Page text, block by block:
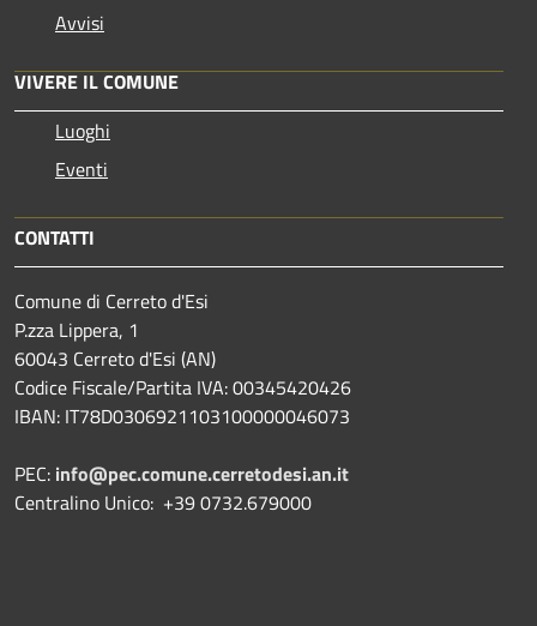
Avvisi
VIVERE IL COMUNE
Luoghi
Eventi
CONTATTI
Comune di Cerreto d'Esi
P.zza Lippera, 1
60043 Cerreto d'Esi (AN)
Codice Fiscale/Partita IVA: 00345420426
IBAN: IT78D0306921103100000046073
PEC: info@pec.comune.cerretodesi.an.it
Centralino Unico: +39 0732.679000